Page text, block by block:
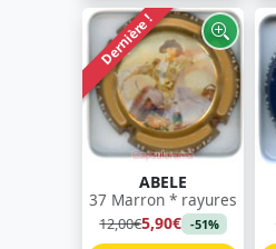
Dernière !
ABELE
37 Marron * rayures
12,00€5,90€ -51%